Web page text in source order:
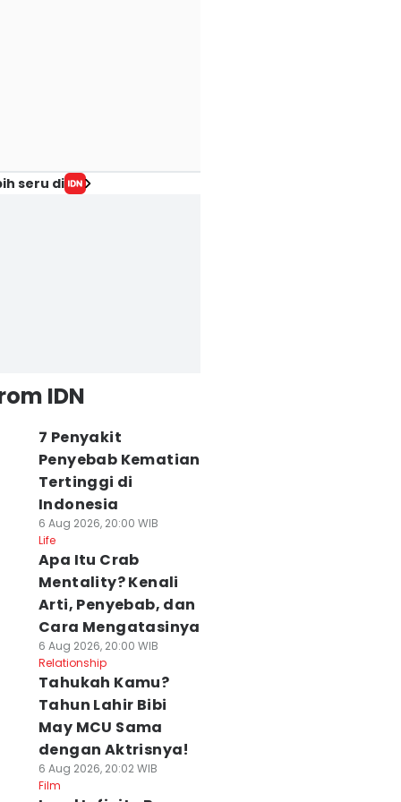
seru di
IDN
7 Penyakit
Penyebab Kematian
Tertinggi di
Indonesia
6 Aug 2026, 20:00 WIB
Life
Apa Itu Crab
Mentality? Kenali
Arti, Penyebab, dan
Cara Mengatasinya
6 Aug 2026, 20:00 WIB
Relationship
Tahukah Kamu?
Tahun Lahir Bibi
May MCU Sama
dengan Aktrisnya!
6 Aug 2026, 20:02 WIB
Film